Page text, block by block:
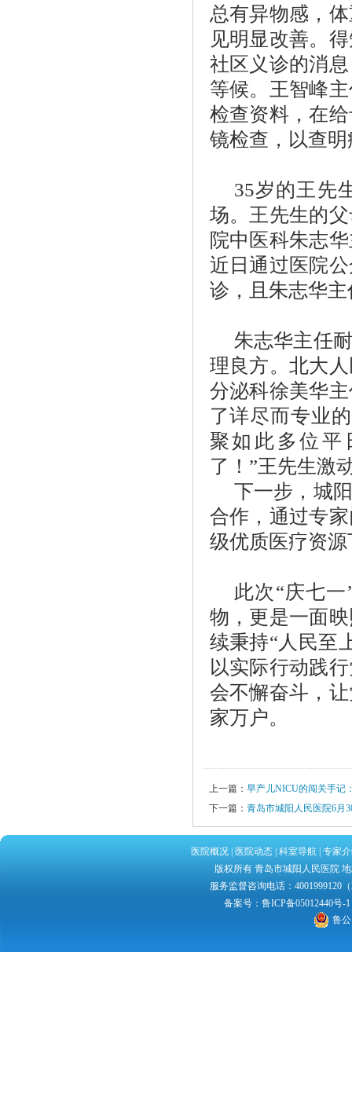
总有异物感，
见明显改善。
社区义诊的消
等候。王智峰
检查资料，在
镜检查，以查
35岁的王先
场。王先生的
院中医科朱志
近日通过医院
诊，且朱志华
朱志华主任
理良方。北大
分泌科徐美华
了详尽而专业
聚如此多位平
了！”王先生激
下一步，城
合作，通过专
级优质医疗资
此次“庆七
物，更是一面
续秉持“人民至
以实际行动践
会不懈奋斗，
家万户。
上一篇： 早产儿NICU的闯关手记
下一篇： 青岛市城阳人民医院6月
医院概况| 医院动态| 科室导航| 专家
版权所有 青岛市城阳人民医院
服务监督咨询电话：4001999120
备案号： 鲁ICP备05012440号-1
鲁公